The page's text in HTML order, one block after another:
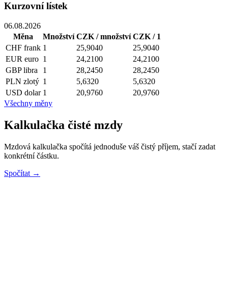
Kurzovní lístek
06.08.2026
Měna
Množství CZK / množství CZK / 1
CHF frank 1 25,9040
25,9040
EUR euro 1 24,2100
24,2100
GBP libra 1 28,2450
28,2450
PLN zlotý 1 5,6320
5,6320
USD dolar 1 20,9760
20,9760
Všechny měny
Kalkulačka čisté mzdy
Mzdová kalkulačka spočítá jednoduše váš čistý příjem, stačí zadat
konkrétní částku.
Spočítat →